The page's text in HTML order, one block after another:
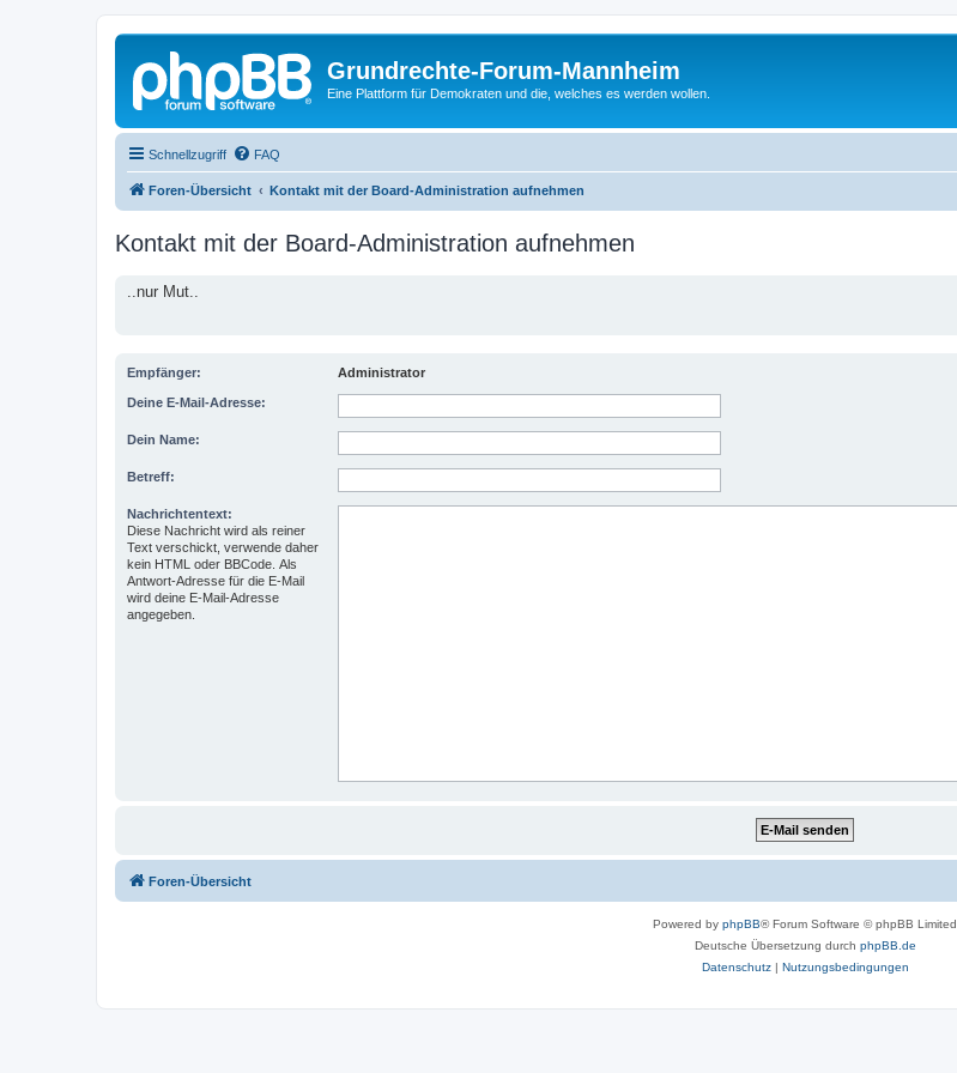
Grundrechte-Forum-Mannheim
Eine Plattform für Demokraten und die, welches es werden wollen.
Schnellzugriff FAQ
Foren-Übersicht Kontakt mit der Board-Administration aufnehmen
Kontakt mit der Board-Administration aufnehmen
..nur Mut..
Empfänger: Administrator
Deine E-Mail-Adresse:
Dein Name:
Betreff:
Nachrichtentext:
Diese Nachricht wird als reiner
Text verschickt, verwende daher
kein HTML oder BBCode. Als
Antwort-Adresse für die E-Mail
wird deine E-Mail-Adresse
angegeben.
Foren-Übersicht
Powered by phpBB® Forum Software © phpBB Limited
Deutsche Übersetzung durch phpBB.de
Datenschutz| Nutzungsbedingungen